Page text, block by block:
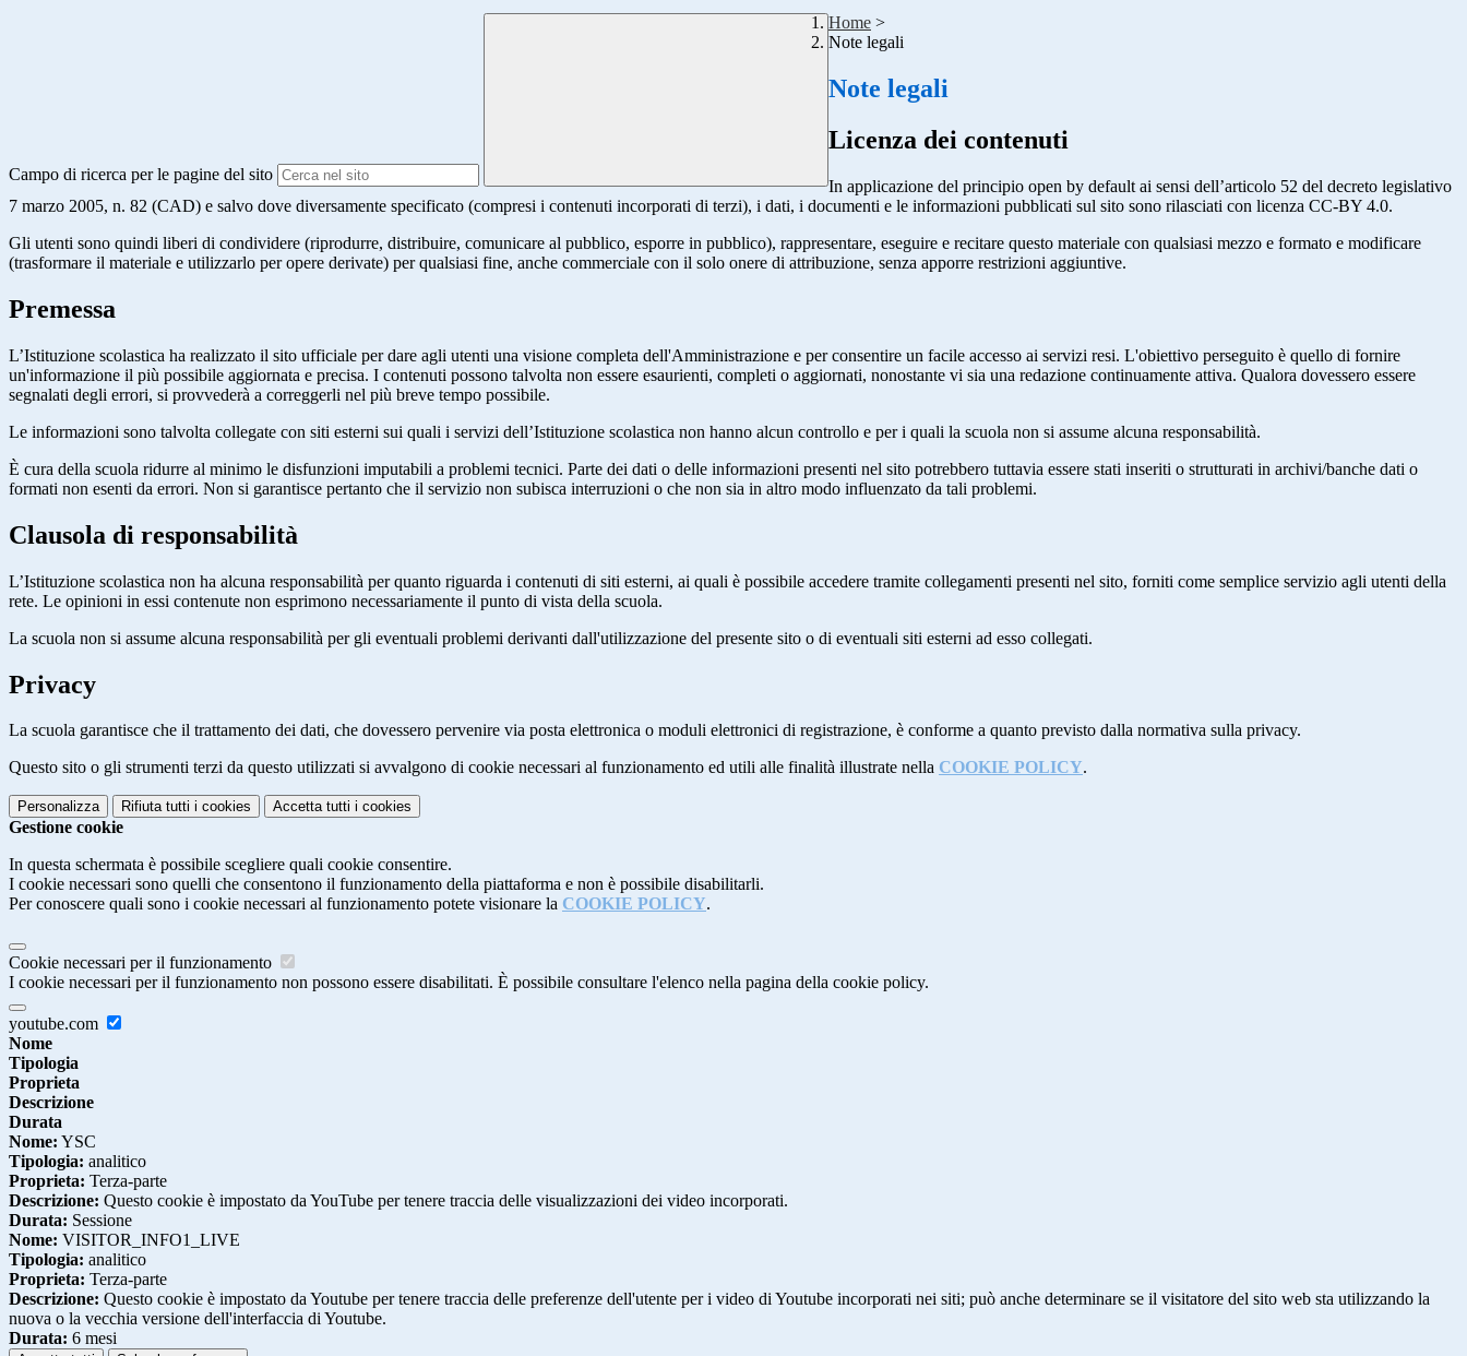
Campo di ricerca per le pagine del sito
Home >
Note legali
Note legali
Licenza dei contenuti
In applicazione del principio open by default ai sensi dell’articolo 52 del decreto legislativo
7 marzo 2005, n. 82 (CAD) e salvo dove diversamente specificato (compresi i contenuti incorporati di terzi), i dati, i documenti e le informazioni pubblicati sul sito sono rilasciati con licenza CC-BY 4.0.
Gli utenti sono quindi liberi di condividere (riprodurre, distribuire, comunicare al pubblico, esporre in pubblico), rappresentare, eseguire e recitare questo materiale con qualsiasi mezzo e formato e modificare
(trasformare il materiale e utilizzarlo per opere derivate) per qualsiasi fine, anche commerciale con il solo onere di attribuzione, senza apporre restrizioni aggiuntive.
Premessa
L’Istituzione scolastica ha realizzato il sito ufficiale per dare agli utenti una visione completa dell'Amministrazione e per consentire un facile accesso ai servizi resi. L'obiettivo perseguito è quello di fornire
un'informazione il più possibile aggiornata e precisa. I contenuti possono talvolta non essere esaurienti, completi o aggiornati, nonostante vi sia una redazione continuamente attiva. Qualora dovessero essere
segnalati degli errori, si provvederà a correggerli nel più breve tempo possibile.
Le informazioni sono talvolta collegate con siti esterni sui quali i servizi dell’Istituzione scolastica non hanno alcun controllo e per i quali la scuola non si assume alcuna responsabilità.
È cura della scuola ridurre al minimo le disfunzioni imputabili a problemi tecnici. Parte dei dati o delle informazioni presenti nel sito potrebbero tuttavia essere stati inseriti o strutturati in archivi/banche dati o
formati non esenti da errori. Non si garantisce pertanto che il servizio non subisca interruzioni o che non sia in altro modo influenzato da tali problemi.
Clausola di responsabilità
L’Istituzione scolastica non ha alcuna responsabilità per quanto riguarda i contenuti di siti esterni, ai quali è possibile accedere tramite collegamenti presenti nel sito, forniti come semplice servizio agli utenti della
rete. Le opinioni in essi contenute non esprimono necessariamente il punto di vista della scuola.
La scuola non si assume alcuna responsabilità per gli eventuali problemi derivanti dall'utilizzazione del presente sito o di eventuali siti esterni ad esso collegati.
Privacy
La scuola garantisce che il trattamento dei dati, che dovessero pervenire via posta elettronica o moduli elettronici di registrazione, è conforme a quanto previsto dalla normativa sulla privacy.
Questo sito o gli strumenti terzi da questo utilizzati si avvalgono di cookie necessari al funzionamento ed utili alle finalità illustrate nella COOKIE POLICY.
Personalizza Rifiuta tutti i cookies Accetta tutti i cookies
Gestione cookie
In questa schermata è possibile scegliere quali cookie consentire.
I cookie necessari sono quelli che consentono il funzionamento della piattaforma e non è possibile disabilitarli.
Per conoscere quali sono i cookie necessari al funzionamento potete visionare la COOKIE POLICY.
Cookie necessari per il funzionamento
I cookie necessari per il funzionamento non possono essere disabilitati. È possibile consultare l'elenco nella pagina della cookie policy.
youtube.com
Nome
Tipologia
Proprieta
Descrizione
Durata
Nome: YSC
Tipologia: analitico
Proprieta: Terza-parte
Descrizione: Questo cookie è impostato da YouTube per tenere traccia delle visualizzazioni dei video incorporati.
Durata: Sessione
Nome: VISITOR_INFO1_LIVE
Tipologia: analitico
Proprieta: Terza-parte
Descrizione: Questo cookie è impostato da Youtube per tenere traccia delle preferenze dell'utente per i video di Youtube incorporati nei siti; può anche determinare se il visitatore del sito web sta utilizzando la
nuova o la vecchia versione dell'interfaccia di Youtube.
Durata: 6 mesi